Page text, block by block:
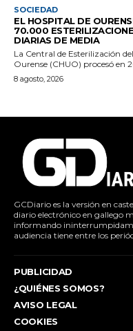
SOCIEDAD
EL HOSPITAL DE
70.000
DIARIAS DE MEDIA
La Central de Esterilización
Ourense (CHUO) procesó en
8 agosto, 2026
GCDiario es la versión en
diario electrónico en gallego
informando
audiencia tiene entre los
PUBLICIDAD
¿QUIÉNES SOMOS?
AVISO LEGAL
COOKIES